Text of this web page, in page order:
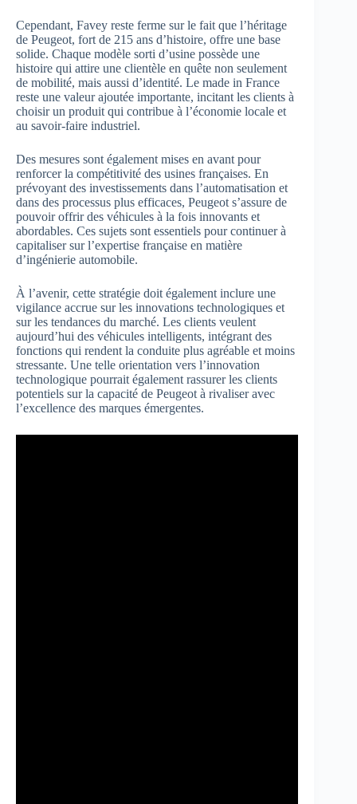
Cependant, Favey reste ferme sur le fait que l’héritage
de Peugeot, fort de 215 ans d’histoire, offre une base
solide. Chaque modèle sorti d’usine possède une
histoire qui attire une clientèle en quête non seulement
de mobilité, mais aussi d’identité. Le made in France
reste une valeur ajoutée importante, incitant les clients à
choisir un produit qui contribue à l’économie locale et
au savoir-faire industriel.
Des mesures sont également mises en avant pour
renforcer la compétitivité des usines françaises. En
prévoyant des investissements dans l’automatisation et
dans des processus plus efficaces, Peugeot s’assure de
pouvoir offrir des véhicules à la fois innovants et
abordables. Ces sujets sont essentiels pour continuer à
capitaliser sur l’expertise française en matière
d’ingénierie automobile.
À l’avenir, cette stratégie doit également inclure une
vigilance accrue sur les innovations technologiques et
sur les tendances du marché. Les clients veulent
aujourd’hui des véhicules intelligents, intégrant des
fonctions qui rendent la conduite plus agréable et moins
stressante. Une telle orientation vers l’innovation
technologique pourrait également rassurer les clients
potentiels sur la capacité de Peugeot à rivaliser avec
l’excellence des marques émergentes.